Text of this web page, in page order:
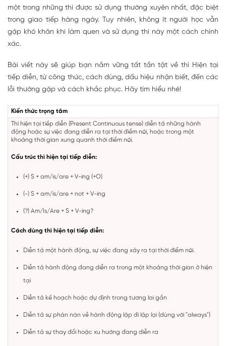
một trong những thì được sử dụng thường xuyên nhất, đặc biệt
trong giao tiếp hàng ngày. Tuy nhiên, không ít người học vẫn
gặp khó khăn khi làm quen và sử dụng thì này một cách chính
xác.
Bài viết này sẽ giúp bạn nắm vững tất tần tật về thì Hiện tại
tiếp diễn, từ công thức, cách dùng, dấu hiệu nhận biết, đến các
lỗi thường gặp và cách khắc phục. Hãy tìm hiểu nhé!
Kiến thức trọng tâm
Thì hiện tại tiếp diễn (Present Continuous tense) diễn tả những hành
động hoặc sự việc đang diễn ra tại thời điểm nói, hoặc trong một
khoảng thời gian xung quanh thời điểm nói.
Cấu trúc thì hiện tại tiếp diễn:
(+) S + am/is/are + V-ing (+O)
(-) S + am/is/are + not + V-ing
(?) Am/Is/Are + S + V-ing?
Cách dùng thì hiện tại tiếp diễn:
Diễn tả một hành động, sự việc đang xảy ra tại thời điểm nói.
Diễn tả hành động đang diễn ra trong một khoảng thời gian ở hiện
tại
Diễn tả kế hoạch hoặc dự định trong tương lai gần
Diễn tả sự phàn nàn về hành động lặp đi lặp lại (dùng với "always")
Diễn tả sự thay đổi hoặc xu hướng đang diễn ra